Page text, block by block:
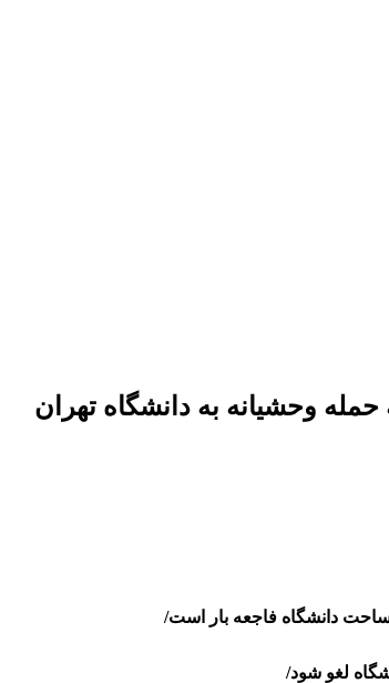
دانشگاه فاجعه بار است/
لغو شود/